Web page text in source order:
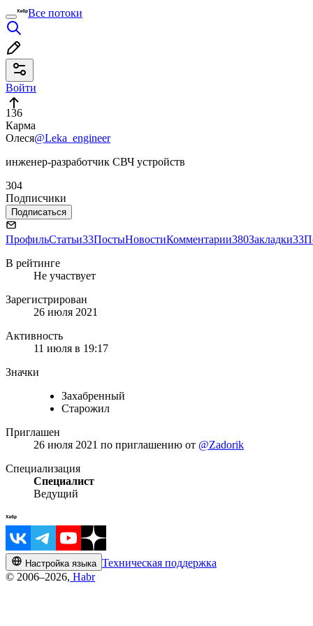
Все потоки
Войти
136
Карма
Олеся@Leka_engineer
инженер-разработчик СВЧ устройств
304
Подписчики
Подписаться
ПрофильСтатьи33ПостыНовостиКомментарии380Закладки33
В рейтинге
Не участвует
Зарегистрирован
26 июля 2021
Активность
11 июля в 19:17
Значки
Захабренный
Старожил
Приглашен
26 июля 2021 по приглашению от @Zadorik
Специализация
Специалист
Ведущий
Настройка языка Техническая поддержка
© 2006–2026, Habr